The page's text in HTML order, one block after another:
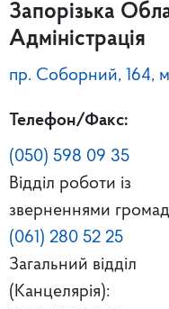
Запорізька
Адміністрація
пр. Соборний, 164,
Телефон/Факс:
(050) 598 09 35
Відділ роботи із
зверненнями
(061) 280 52 25
Загальний відділ
(Канцелярія):